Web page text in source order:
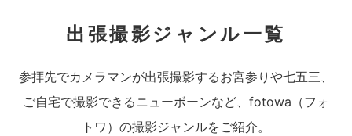
出張撮影ジャンル一覧
参拝先でカメラマンが出張撮影するお宮参りや七五三、
ご自宅で撮影できるニューボーンなど、fotowa（フォ
トワ）の撮影ジャンルをご紹介。